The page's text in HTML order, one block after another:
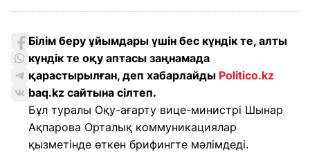
Білім беру ұйымдары үшін бес күндік те, алты
күндік те оқу аптасы заңнамада
қарастырылған, деп хабарлайды Politico.kz
baq.kz сайтына сілтеп.
Бұл туралы Оқу-ағарту вице-министрі Шынар
Ақпарова Орталық коммуникациялар
қызметінде өткен брифингте мәлімдеді.